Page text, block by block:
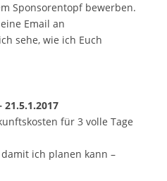
Sponsorentopf bewerben.
Email an
sehe, wie ich Euch
für 3 volle Tage
ich planen kann –